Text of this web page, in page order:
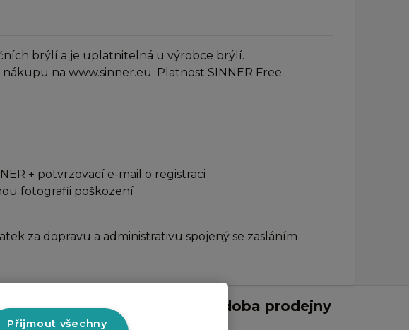
brýlí a je uplatnitelná u výrobce brýlí.
na www.sinner.eu. Platnost SINNER Free
+ potvrzovací e-mail o registraci
fotografii poškození
za dopravu a administrativu spojený se zasláním
odkazy
Otevírací doba prodejny
Přijmout všechny